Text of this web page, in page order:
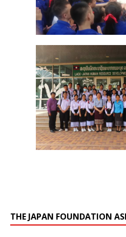
THE JAPAN FOUNDATION